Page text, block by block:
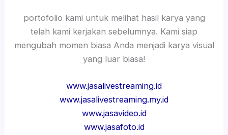
portofolio kami untuk melihat hasil karya yang
telah kami kerjakan sebelumnya. Kami siap
mengubah momen biasa Anda menjadi karya visual
yang luar biasa!
www.jasalivestreaming.id
www.jasalivestreaming.my.id
www.jasavideo.id
www.jasafoto.id